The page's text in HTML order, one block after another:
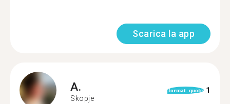
Scarica la app
A.
Skopje
format_quote 1